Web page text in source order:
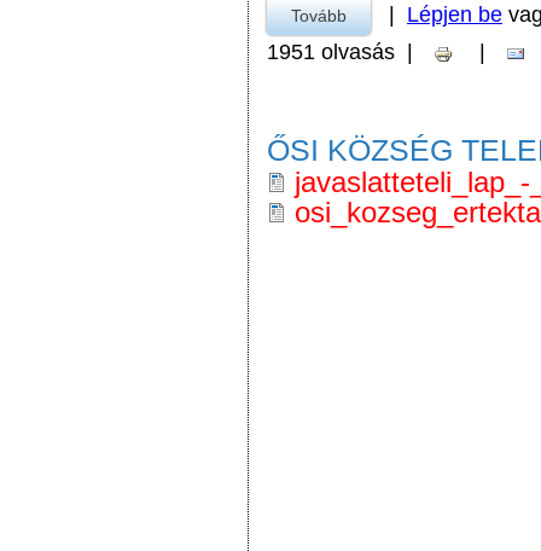
Tovább a Pályázati kiírás civil
Lépjen be
1951 olvasás
ŐSI KÖZSÉG